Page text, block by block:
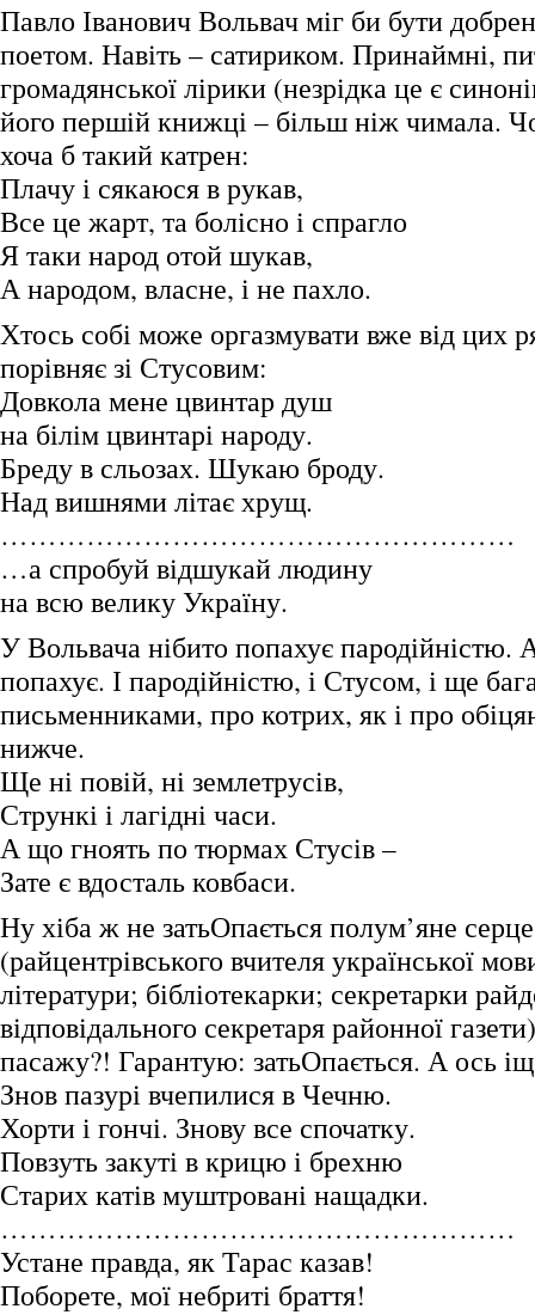
Павло Іванович Вольвач міг би бути
поетом. Навіть – сатириком. Принаймні,
громадянської лірики (незрідка це є
його першій книжці – більш ніж чимала.
хоча б такий катрен:
Плачу і сякаюся в рукав,
Все це жарт, та болісно і спрагло
Я таки народ отой шукав,
А народом, власне, і не пахло.
Хтось собі може оргазмувати вже від цих
порівняє зі Стусовим:
Довкола мене цвинтар душ
на білім цвинтарі народу.
Бреду в сльозах. Шукаю броду.
Над вишнями літає хрущ.
………………………………………………
…а спробуй відшукай людину
на всю велику Україну.
У Вольвача нібито попахує пародійністю.
попахує. І пародійністю, і Стусом, і ще
письменниками, про котрих, як і про
нижче.
Ще ні повій, ні землетрусів,
Стрункі і лагідні часи.
А що гноять по тюрмах Стусів –
Зате є вдосталь ковбаси.
Ну хіба ж не затьОпається полум’яне серце
(райцентрівського вчителя української
літератури; бібліотекарки; секретарки
відповідального секретаря районної
пасажу?! Гарантую: затьОпається. А ось
Знов пазурі вчепилися в Чечню.
Хорти і гончі. Знову все спочатку.
Повзуть закуті в крицю і брехню
Старих катів муштровані нащадки.
………………………………………………
Устане правда, як Тарас казав!
Поборете, мої небриті браття!